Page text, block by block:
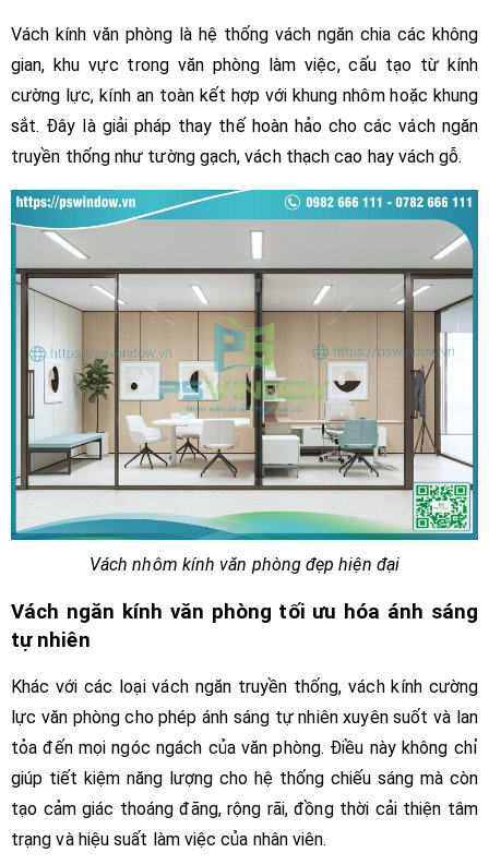
Vách kính văn phòng là hệ thống vách ngăn chia các không
gian, khu vực trong văn phòng làm việc, cấu tạo từ kính
cường lực, kính an toàn kết hợp với khung nhôm hoặc khung
sắt. Đây là giải pháp thay thế hoàn hảo cho các vách ngăn
truyền thống như tường gạch, vách thạch cao hay vách gỗ.
Vách nhôm kính văn phòng đẹp hiện đại
Vách ngăn kính văn phòng tối ưu hóa ánh sáng
tự nhiên
Khác với các loại vách ngăn truyền thống, vách kính cường
lực văn phòng cho phép ánh sáng tự nhiên xuyên suốt và lan
tỏa đến mọi ngóc ngách của văn phòng. Điều này không chỉ
giúp tiết kiệm năng lượng cho hệ thống chiếu sáng mà còn
tạo cảm giác thoáng đãng, rộng rãi, đồng thời cải thiện tâm
trạng và hiệu suất làm việc của nhân viên.